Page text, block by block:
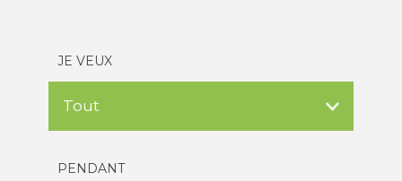
JE VEUX
PENDANT